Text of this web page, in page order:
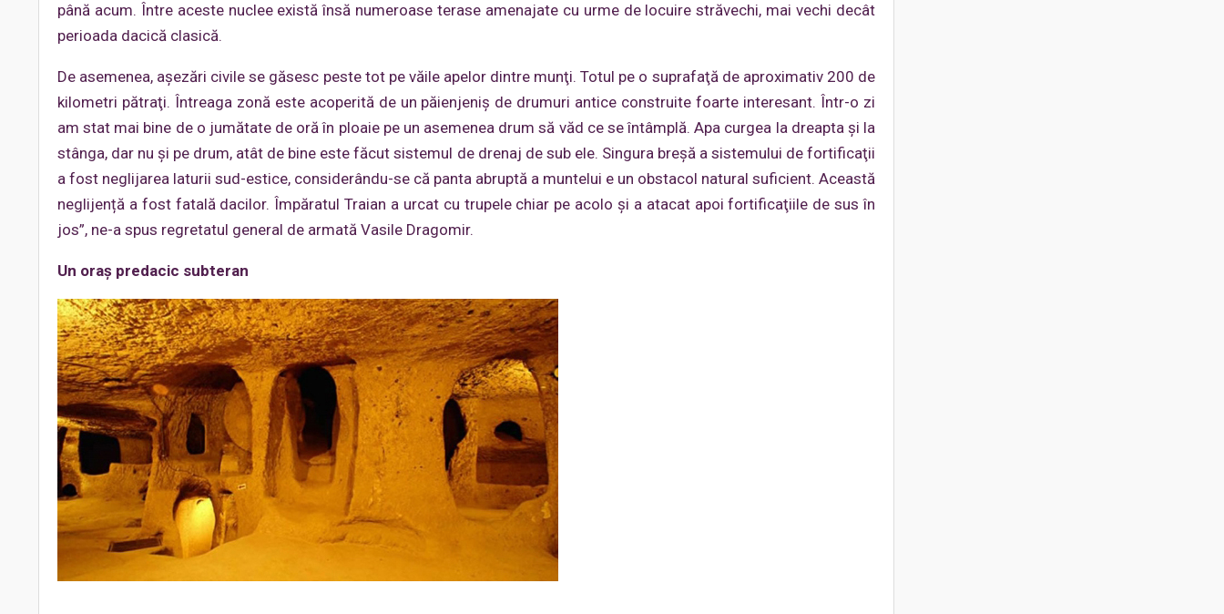
până acum. Între aceste nuclee există însă numeroase terase amenajate cu urme de locuire străvechi, mai vechi decât
perioada dacică clasică.
De asemenea, aşezări civile se găsesc peste tot pe văile apelor dintre munţi. Totul pe o suprafaţă de aproximativ 200 de
kilometri pătraţi. Întreaga zonă este acoperită de un păienjeniş de drumuri antice construite foarte interesant. Într-o zi
am stat mai bine de o jumătate de oră în ploaie pe un asemenea drum să văd ce se întâmplă. Apa curgea la dreapta şi la
stânga, dar nu şi pe drum, atât de bine este făcut sistemul de drenaj de sub ele. Singura breşă a sistemului de fortificaţii
a fost neglijarea laturii sud-estice, considerându-se că panta abruptă a muntelui e un obstacol natural suficient. Această
neglijență a fost fatală dacilor. Împăratul Traian a urcat cu trupele chiar pe acolo şi a atacat apoi fortificaţiile de sus în
jos”, ne-a spus regretatul general de armată Vasile Dragomir.
Un oraş predacic subteran